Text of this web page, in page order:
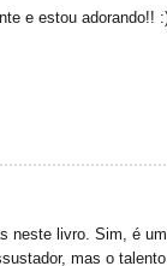
e estou adorando!!
neste livro. Sim, é
mas o